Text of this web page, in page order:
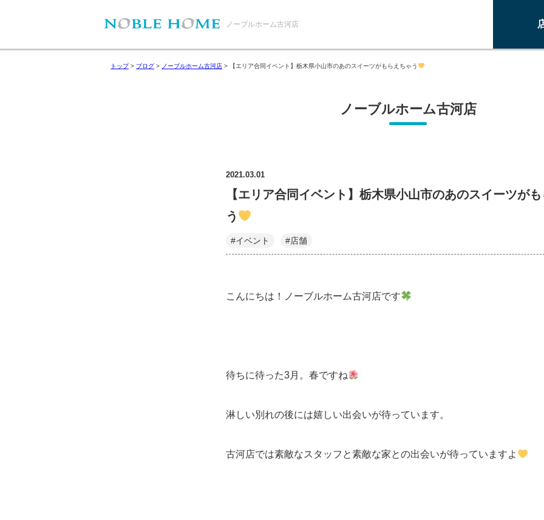
ノーブルホーム古河店
トップ> ブログ > ノーブルホーム古河店 > 【エリア合同イベント】栃木県小山市のあのスイーツがもらえちゃう
ノーブルホーム古河店
2021.03.01
【エリア合同イベント】栃木県小山市のあのスイーツが
う
#イベント #店舗
こんにちは！ノーブルホーム古河店です
待ちに待った3月。春ですね
淋しい別れの後には嬉しい出会いが待っています。
古河店では素敵なスタッフと素敵な家との出会いが待っていますよ